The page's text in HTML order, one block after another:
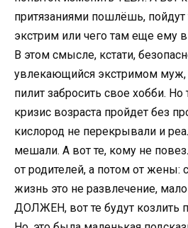
притязаниями пошлёшь, пойдут
экстрим или чего там еще ему в
В этом смысле, кстати,
увлекающийся экстримом муж,
пилит забросить свое хобби. Но
кризис возраста пройдет без
кислород не перекрывали и
мешали. А вот те, кому не
от родителей, а потом от жены:
жизнь это не развлечение,
ДОЛЖЕН, вот те будут козлить